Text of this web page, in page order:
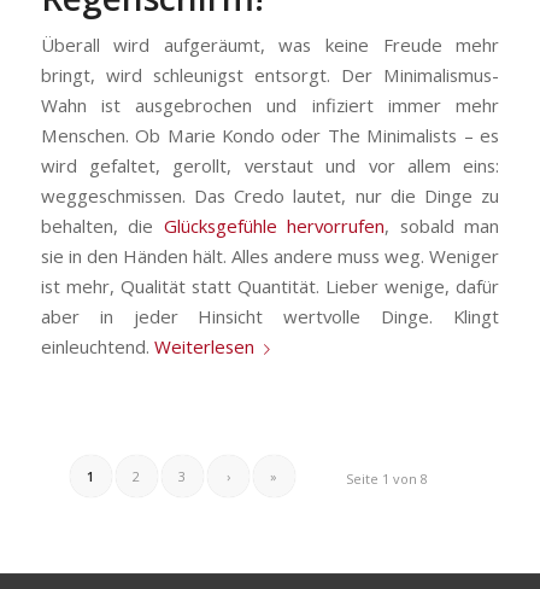
Überall wird aufgeräumt, was keine Freude mehr
bringt, wird schleunigst entsorgt. Der Minimalismus-
Wahn ist ausgebrochen und infiziert immer mehr
Menschen. Ob Marie Kondo oder The Minimalists – es
wird gefaltet, gerollt, verstaut und vor allem eins:
weggeschmissen. Das Credo lautet, nur die Dinge zu
behalten, die Glücksgefühle hervorrufen, sobald man
sie in den Händen hält. Alles andere muss weg. Weniger
ist mehr, Qualität statt Quantität. Lieber wenige, dafür
aber in jeder Hinsicht wertvolle Dinge. Klingt
einleuchtend. Weiterlesen
Seite 1 von 8
1 2 3 › »